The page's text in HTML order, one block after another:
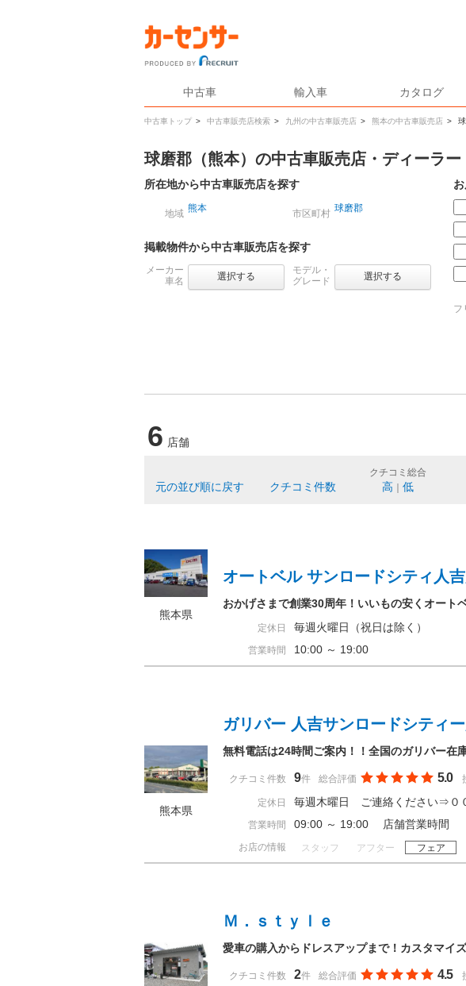
中古車 輸入車 カタログ
中古車トップ > 中古車販売店検索 > 九州の中古車販売店 > 熊本の中古車販売店 >
球磨郡（熊本）の中古車販売店・ディーラー
所在地から中古車販売店を探す
地域 熊本 市区町村 球磨郡
掲載物件から中古車販売店を探す
メーカー
車名
選択する
モデル・
グレード
選択する
フ
6 店舗
元の並び順に戻す クチコミ件数
クチコミ総合
高 低
熊本県
オートベル サンロードシティ人
おかげさまで創業30周年！いいもの安くオート
定休日 毎週火曜日（祝日は除く）
営業時間 10:00 ～ 19:00
熊本県
ガリバー 人吉サンロードシティ
無料電話は24時間ご案内！！全国のガリバー在
クチコミ件数 9件 総合評価 5.0
定休日 毎週木曜日 ご連絡ください⇒０
営業時間 09:00 ～ 19:00 店舗営業時間
お店の情報 スタッフ アフター フェア
Ｍ．ｓｔｙｌｅ
愛車の購入からドレスアップまで！カスタマイ
クチコミ件数 2件 総合評価 4.5